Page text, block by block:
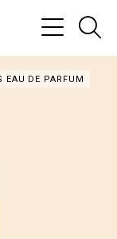
EAU DE PARFUM